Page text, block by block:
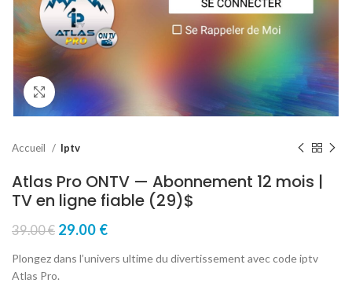
Click to enlarge
Accueil Iptv
Atlas Pro ONTV — Abonnement 12 mois |
TV en ligne fiable (29)$
39.00€ 29.00 €
Plongez dans l’univers ultime du divertissement avec code iptv
Atlas Pro.